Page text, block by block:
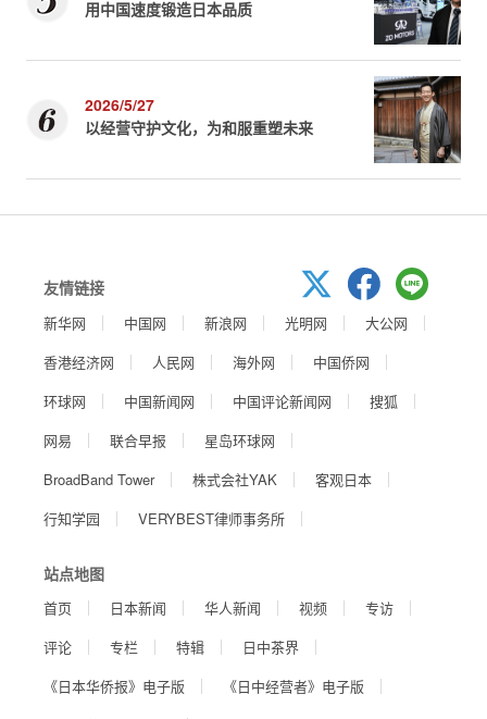
用中国速度锻造日本品质
2026/5/27
以经营守护文化，为和服重塑未来
友情链接
新华网 中国网 新浪网 光明网
大公网
香港经济网
人民网 海外网
中国侨网
环球网
中国新闻网 中国评论新闻网
搜狐
网易
联合早报
星岛环球网
BroadBand Tower
株式会社YAK
客观日本
行知学园
VERYBEST律师事务所
站点地图
首页 日本新闻 华人新闻 视频
专访
评论
专栏 特辑
日中茶界
《日本华侨报》电子版
《日中经营者》电子版